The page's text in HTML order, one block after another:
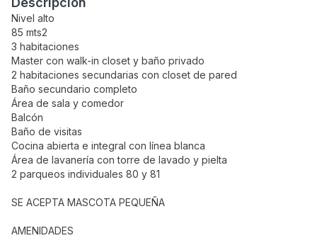
Nivel alto
85 mts2
3 habitaciones
Master con walk-in closet y baño privado
2 habitaciones secundarias con closet de pared
Baño secundario completo
Área de sala y comedor
Balcón
Baño de visitas
Cocina abierta e integral con línea blanca
Área de lavanería con torre de lavado y pielta
2 parqueos individuales 80 y 81
SE ACEPTA MASCOTA PEQUEÑA
AMENIDADES